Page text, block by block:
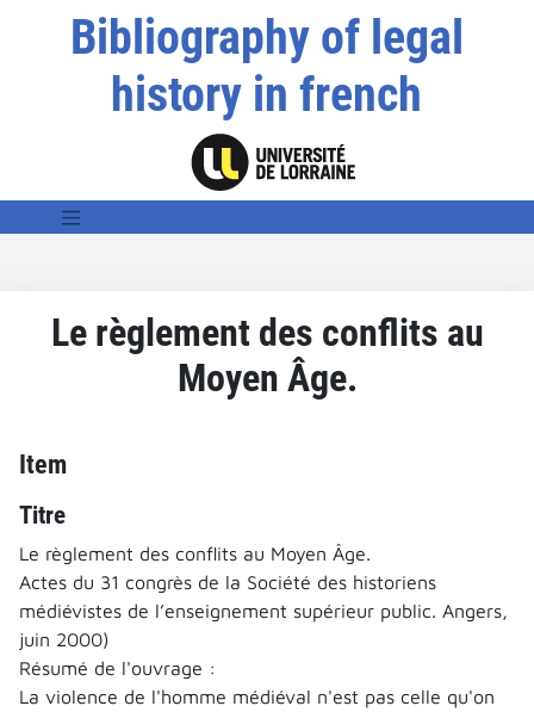
Bibliography of legal
history in french
Le règlement des conflits au
Moyen Âge.
Item
Titre
Le règlement des conflits au Moyen Âge.
Actes du 31 congrès de la Société des historiens
médiévistes de l’enseignement supérieur public. Angers,
juin 2000)
Résumé de l'ouvrage :
La violence de l'homme médiéval n'est pas celle qu'on